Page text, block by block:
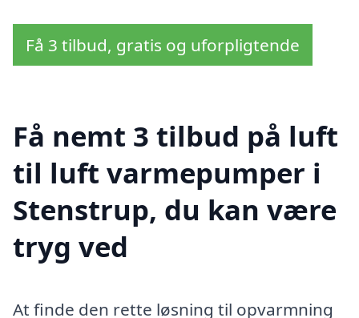
Få 3 tilbud, gratis og uforpligtende
Få nemt 3 tilbud på luft
til luft varmepumper i
Stenstrup, du kan være
tryg ved
At finde den rette løsning til opvarmning